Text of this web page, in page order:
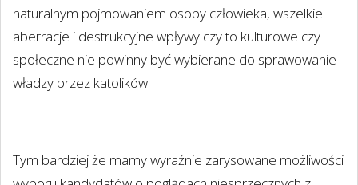
naturalnym pojmowaniem osoby człowieka, wszelkie
aberracje i destrukcyjne wpływy czy to kulturowe czy
społeczne nie powinny być wybierane do sprawowanie
władzy przez katolików.
Tym bardziej że mamy wyraźnie zarysowane możliwości